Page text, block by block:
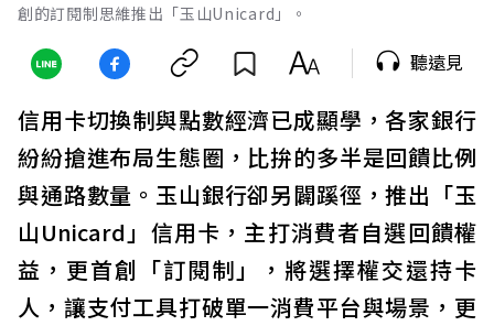
創的訂閱制思維推出「玉山Unicard」。
聽遠見
信用卡切換制與點數經濟已成顯學，各家銀行
紛紛搶進布局生態圈，比拚的多半是回饋比例
與通路數量。玉山銀行卻另闢蹊徑，推出「玉
山Unicard」信用卡，主打消費者自選回饋權
益，更首創「訂閱制」，將選擇權交還持卡
人，讓支付工具打破單一消費平台與場景，更